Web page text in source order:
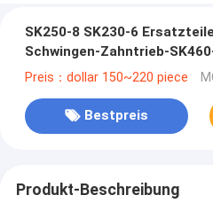
SK250-8 SK230-6
Schwingen-Zahntrieb-
Preis：dollar 150~220 piece
Bestpreis
Produkt-Beschreibung